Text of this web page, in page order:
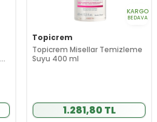
KARGO
BEDAVA
Topicrem
Topicrem Misellar Temizleme
Suyu 400 ml
1.281,80 TL